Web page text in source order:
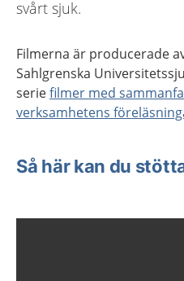
svårt sjuk.
Filmerna är producerade
Sahlgrenska
seriefilmer med
verksamhetens
Så här kan du